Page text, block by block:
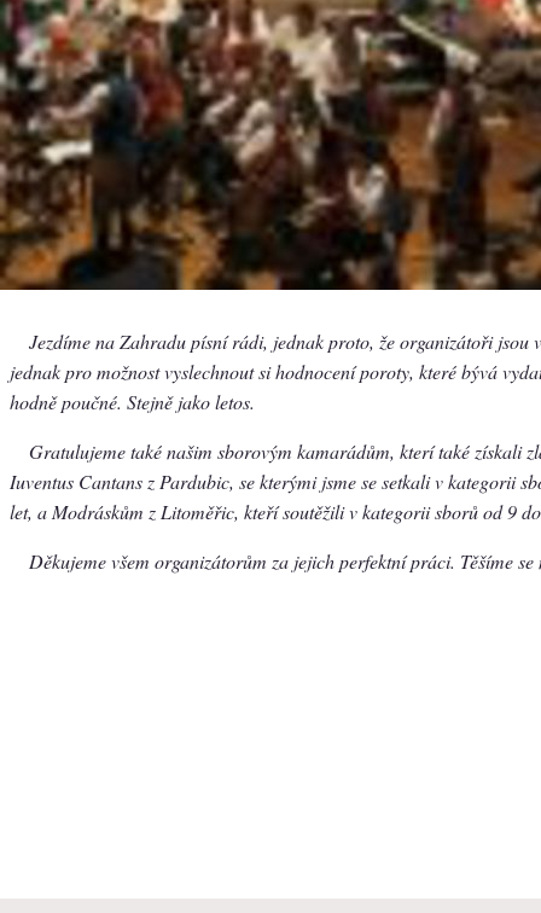
Jezdíme na Zahradu písní rádi, jednak proto, že organizátoři jsou
jednak pro možnost vyslechnout si hodnocení poroty, které bývá
hodně poučné. Stejně jako letos.
Gratulujeme také našim sborovým kamarádům, kterí také získali
Iuventus Cantans z Pardubic, se kterými jsme se setkali v kategorii
let, a Modráskům z Litoměřic, kteří soutěžili v kategorii sborů od 9
Děkujeme všem organizátorům za jejich perfektní práci. Těšíme